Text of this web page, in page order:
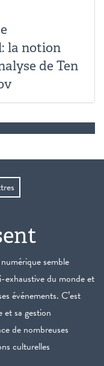
la notion
de Ten
semble
exhaustive du monde et
événements. C’est
et sa gestion
de nombreuses
culturelles